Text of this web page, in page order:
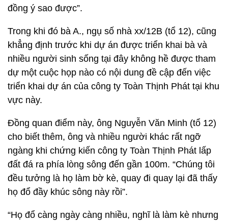
đồng ý sao được”.
Trong khi đó bà A., ngụ số nhà xx/12B (tổ 12), cũng
khẳng định trước khi dự án được triển khai bà và
nhiều người sinh sống tại đây không hề được tham
dự một cuộc họp nào có nội dung đề cập đến việc
triển khai dự án của công ty Toàn Thịnh Phát tại khu
vực này.
Đồng quan điểm này, ông Nguyễn Văn Minh (tổ 12)
cho biết thêm, ông và nhiều người khác rất ngỡ
ngàng khi chứng kiến công ty Toàn Thịnh Phát lấp
đất đá ra phía lòng sông đến gần 100m. “Chúng tôi
đều tưởng là họ làm bờ kè, quay đi quay lại đã thấy
họ đổ đầy khúc sông này rồi”.
“Họ đổ càng ngày càng nhiều, nghĩ là làm kè nhưng